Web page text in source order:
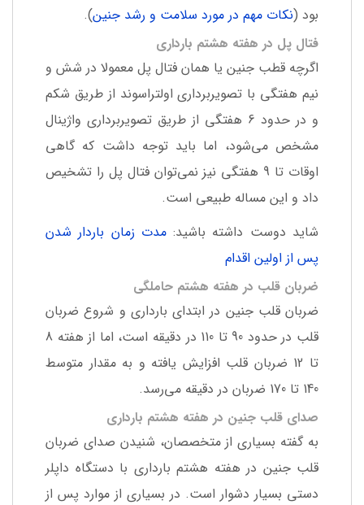
بود (نکات مهم در مورد سلامت و رشد جنین).
فتال پل در هفته هشتم بارداری
اگرچه قطب جنین یا همان فتال پل معمولا در شش و
نیم هفتگی با تصویربرداری اولتراسوند از طریق شکم
و در حدود 6 هفتگی از طریق تصویربرداری واژینال
مشخص می‌شود، اما باید توجه داشت که گاهی
اوقات تا 9 هفتگی نیز نمی‌توان فتال پل را تشخیص
داد و این مساله طبیعی است.
شاید دوست داشته باشید:مدت زمان باردار شدن
پس از اولین اقدام
ضربان قلب در هفته هشتم حاملگی
ضربان قلب جنین در ابتدای بارداری و شروع ضربان
قلب در حدود 90 تا 110 در دقیقه است، اما از هفته 8
تا 12 ضربان قلب افزایش یافته و به مقدار متوسط
140 تا 170 ضربان در دقیقه می‌رسد.
صدای قلب جنین در هفته هشتم بارداری
به گفته بسیاری از متخصصان، شنیدن صدای ضربان
قلب جنین در هفته هشتم بارداری با دستگاه داپلر
دستی بسیار دشوار است. در بسیاری از موارد پس از